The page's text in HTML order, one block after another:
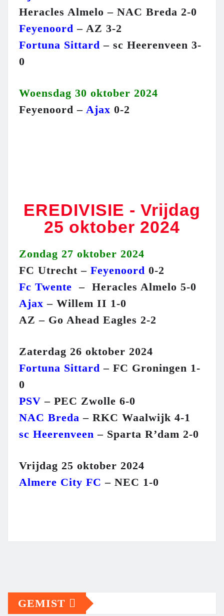
Heracles Almelo – NAC Breda 2-0
Feyenoord – AZ 3-2
Fortuna Sittard – sc Heerenveen 3-
0
Woensdag 30 oktober 2024
Feyenoord – Ajax 0-2
EREDIVISIE - Vrijdag
25 oktober 2024
Zondag 27 oktober 2024
FC Utrecht – Feyenoord 0-2
Fc Twente – Heracles Almelo 5-0
Ajax – Willem II 1-0
AZ – Go Ahead Eagles 2-2
Zaterdag 26 oktober 2024
Fortuna Sittard – FC Groningen 1-
0
PSV – PEC Zwolle 6-0
NAC Breda – RKC Waalwijk 4-1
sc Heerenveen – Sparta R’dam 2-0
Vrijdag 25 oktober 2024
Almere City FC – NEC 1-0
GEMIST